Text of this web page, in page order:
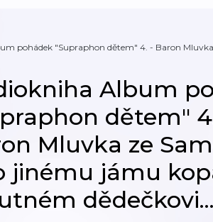
pohádek "Supraphon dětem" 4. - Baron
Album
dětem"
Mluvka ze
jinému jámu
dědečkovi...